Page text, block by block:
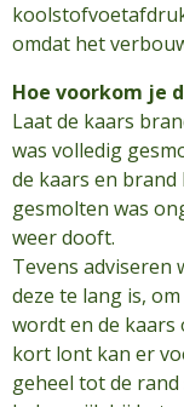
omdat het
Hoe voorkom je
Laat de kaars
was volledig
de kaars en brand
gesmolten was
weer dooft.
Tevens adviseren
deze te lang is,
wordt en de kaars
kort lont kan er
geheel tot de